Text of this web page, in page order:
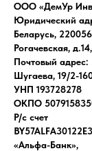
ООО «ДемУр
Юридический
Беларусь,
Рогачевская,
Почтовый адрес:
Шугаева, 19/2-
УНП 193728278
ОКПО
Р/с счет
«Альфа-Банк»,